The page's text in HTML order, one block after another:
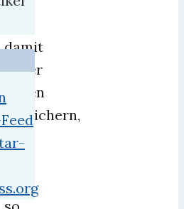
damit
unser
Leben
bereichern,
weil
ja